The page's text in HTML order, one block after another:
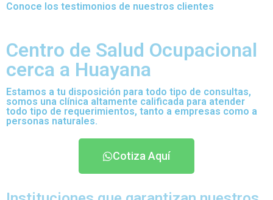
Conoce los testimonios de nuestros clientes
Centro de Salud Ocupacional
cerca a Huayana
Estamos a tu disposición para todo tipo de consultas,
somos una clínica altamente calificada para atender
todo tipo de requerimientos, tanto a empresas como a
personas naturales.
Cotiza Aquí